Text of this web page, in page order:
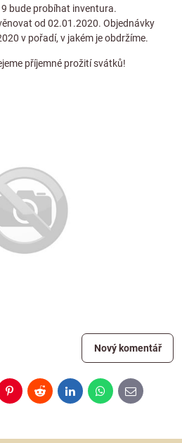
bude probíhat inventura.
od 02.01.2020. Objednávky
v pořadí, v jakém je obdržíme.
příjemné prožití svátků!
Nový komentář
PinterestRedditLinkedInWhatsApp
E-
mail